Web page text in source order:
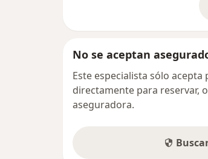
No se aceptan
Este especialista sólo
directamente para reservar,
aseguradora.